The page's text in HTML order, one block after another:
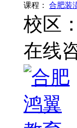
课程： 合肥装
校区：
在线